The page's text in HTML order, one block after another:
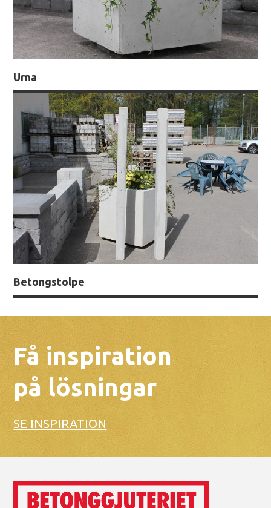
Urna
Betongstolpe
Få inspiration
på lösningar
SE INSPIRATION